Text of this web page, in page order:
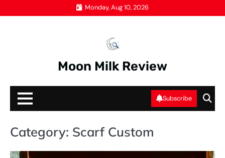
to
Monday, Aug 10, 2026
Moon Milk Review
Subscribe
Category: Scarf Custom